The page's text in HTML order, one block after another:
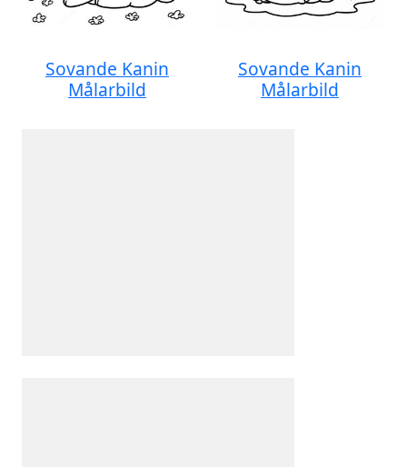
Sovande Kanin
Målarbild
Sovande Kanin
Målarbild